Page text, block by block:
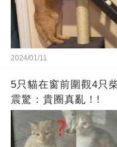
2024/01/11
5只貓在窗前圍觀4只
震驚：貴圈真亂！!